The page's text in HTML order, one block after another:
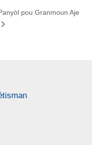
pou Granmoun Aje